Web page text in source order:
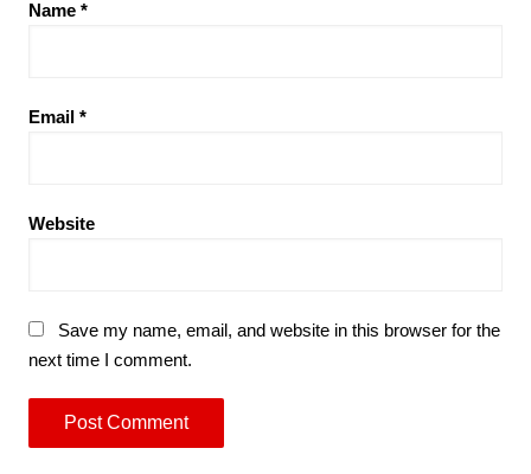
Name *
Email *
Website
Save my name, email, and website in this browser for the
next time I comment.